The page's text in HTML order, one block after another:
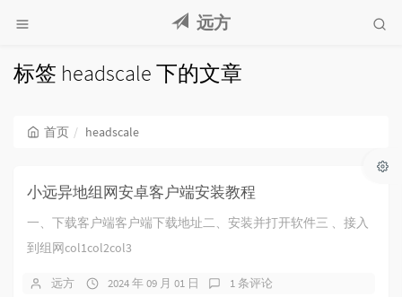
远方
标签 headscale 下的文章
首页 headscale
小远异地组网安卓客户端安装教程
一、下载客户端客户端下载地址二、安装并打开软件三 、接入
到组网col1col2col3
远方 2024 年 09 月 01 日 1 条评论